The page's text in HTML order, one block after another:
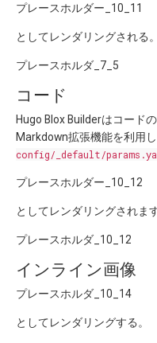
プレースホルダー_10_11
としてレンダリングされる。
プレースホルダ_7_5
コード
Hugo Blox Builderはコード
Markdown拡張機能を利用
config/_default/
プレースホルダー_10_12
としてレンダリングされます
プレースホルダ_10_12
インライン画像
プレースホルダ_10_14
としてレンダリングする。